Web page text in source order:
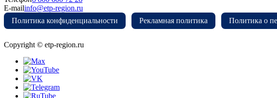
E-mailinfo@etp-region.ru
Политика конфиденциальности
Рекламная политика Политика о
Copyright © etp-region.ru